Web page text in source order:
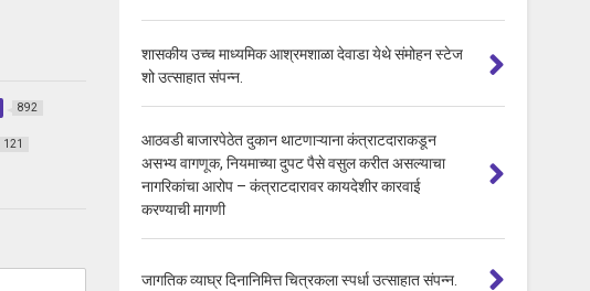
892
121
शासकीय उच्च माध्यमिक आश्रमशाळा देवाडा येथे संमोहन स्टेज
शो उत्साहात संपन्न.
आठवडी बाजारपेठेत दुकान थाटणाऱ्याना कंत्राटदाराकडून
असभ्य वागणूक, नियमाच्या दुपट पैसे वसुल करीत असल्याचा
नागरिकांचा आरोप – कंत्राटदारावर कायदेशीर कारवाई
करण्याची मागणी
जागतिक व्याघ्र दिनानिमित्त चित्रकला स्पर्धा उत्साहात संपन्न.